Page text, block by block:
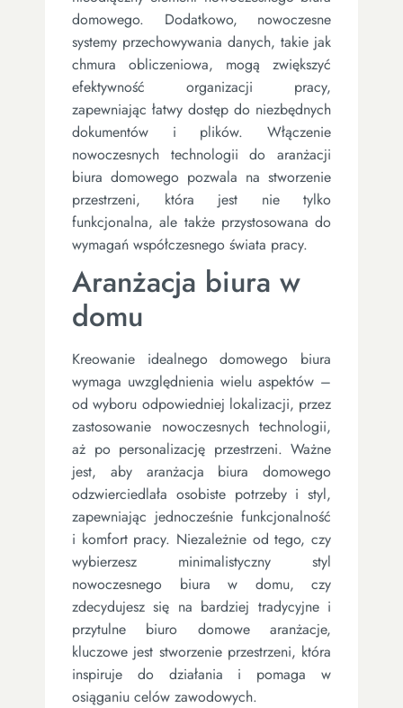
domowego. Dodatkowo, nowoczesne
systemy przechowywania danych, takie jak
chmura obliczeniowa, mogą zwiększyć
efektywność organizacji pracy,
zapewniając łatwy dostęp do niezbędnych
dokumentów i plików. Włączenie
nowoczesnych technologii do aranżacji
biura domowego pozwala na stworzenie
przestrzeni, która jest nie tylko
funkcjonalna, ale także przystosowana do
wymagań współczesnego świata pracy.
Aranżacja biura w
domu
Kreowanie idealnego domowego biura
wymaga uwzględnienia wielu aspektów –
od wyboru odpowiedniej lokalizacji, przez
zastosowanie nowoczesnych technologii,
aż po personalizację przestrzeni. Ważne
jest, aby aranżacja biura domowego
odzwierciedlała osobiste potrzeby i styl,
zapewniając jednocześnie funkcjonalność
i komfort pracy. Niezależnie od tego, czy
wybierzesz minimalistyczny styl
nowoczesnego biura w domu, czy
zdecydujesz się na bardziej tradycyjne i
przytulne biuro domowe aranżacje,
kluczowe jest stworzenie przestrzeni, która
inspiruje do działania i pomaga w
osiąganiu celów zawodowych.